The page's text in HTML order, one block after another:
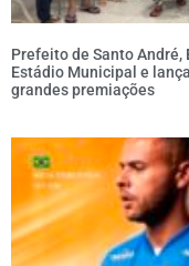
Prefeito de Santo
Estádio Municipal e
grandes premiações